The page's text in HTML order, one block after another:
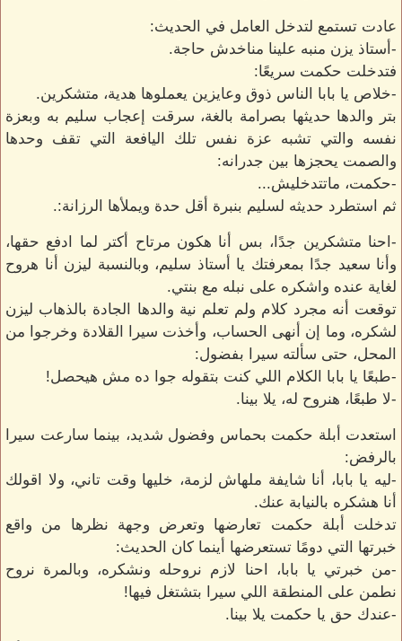
عادت تستمع لتدخل العامل في الحديث:
-أستاذ يزن منبه علينا مناخدش حاجة.
فتدخلت حكمت سريعًا:
-خلاص يا بابا الناس ذوق وعايزين يعملوها هدية، متشكرين.
بتر والدها حديثها بصرامة بالغة، سرقت إعجاب سليم به وبعزة
نفسه والتي تشبه عزة نفس تلك اليافعة التي تقف وحدها
والصمت يحجزها بين جدرانه:
-حكمت، ماتتدخليش...
ثم استطرد حديثه لسليم بنبرة أقل حدة ويملأها الرزانة:.
-احنا متشكرين جدًا، بس أنا هكون مرتاح أكتر لما ادفع حقها،
وأنا سعيد جدًا بمعرفتك يا أستاذ سليم، وبالنسبة ليزن أنا هروح
لغاية عنده واشكره على نبله مع بنتي.
توقعت أنه مجرد كلام ولم تعلم نية والدها الجادة بالذهاب ليزن
لشكره، وما إن أنهى الحساب، وأخذت سيرا القلادة وخرجوا من
المحل، حتى سألته سيرا بفضول:
-طبعًا يا بابا الكلام اللي كنت بتقوله جوا ده مش هيحصل!
-لا طبعًا، هنروح له، يلا بينا.
استعدت أبلة حكمت بحماس وفضول شديد، بينما سارعت سيرا
بالرفض:
-ليه يا بابا، أنا شايفة ملهاش لزمة، خليها وقت تاني، ولا اقولك
أنا هشكره بالنيابة عنك.
تدخلت أبلة حكمت تعارضها وتعرض وجهة نظرها من واقع
خبرتها التي دومًا تستعرضها أينما كان الحديث:
-من خبرتي يا بابا، احنا لازم نروحله ونشكره، وبالمرة نروح
نطمن على المنطقة اللي سيرا بتشتغل فيها!
-عندك حق يا حكمت يلا بينا.